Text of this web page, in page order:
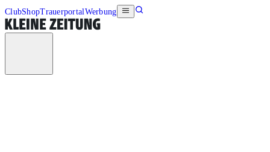
ClubShopTrauerportalWerbung